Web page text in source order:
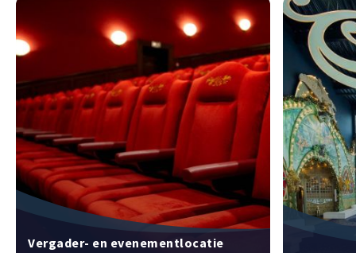
Vergader- en evenementlocatie